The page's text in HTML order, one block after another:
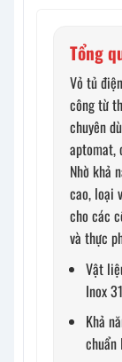
Tổng
Vỏ tủ
công từ
chuyên
aptomat,
Nhờ khả
cao, loại
cho các
và thực
Vật
Inox
Khả
chuẩn